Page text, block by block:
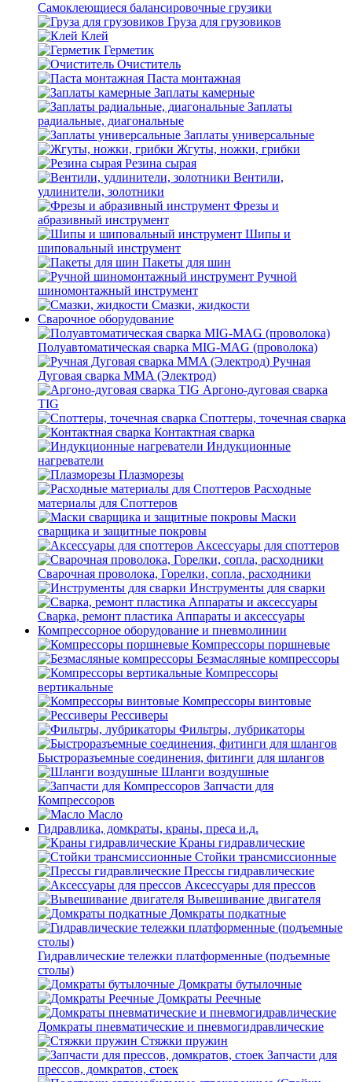
Самоклеющиеся балансировочные грузики
Груза для грузовиков
Клей
Герметик
Очиститель
Паста монтажная
Заплаты камерные
Заплаты
радиальные, диагональные
Заплаты универсальные
Жгуты, ножки, грибки
Резина сырая
Вентили,
удлинители, золотники
Фрезы и
абразивный инструмент
Шипы и
шиповальный инструмент
Пакеты для шин
Ручной
шиномонтажный инструмент
Смазки, жидкости
Сварочное оборудование
Полуавтоматическая сварка MIG-MAG (проволока)
Ручная
Дуговая сварка MMA (Электрод)
Аргоно-дуговая сварка
TIG
Споттеры, точечная сварка
Контактная сварка
Индукционные
нагреватели
Плазморезы
Расходные
материалы для Споттеров
Маски
сварщика и защитные покровы
Аксессуары для споттеров
Сварочная проволока, Горелки, сопла, расходники
Инструменты для сварки
Сварка, ремонт пластика Аппараты и аксессуары
Компрессорное оборудование и пневмолинии
Компрессоры поршневые
Безмасляные компрессоры
Компрессоры
вертикальные
Компрессоры винтовые
Рессиверы
Фильтры, лубрикаторы
Быстроразъемные соединения, фитинги для шлангов
Шланги воздушные
Запчасти для
Компрессоров
Масло
Гидравлика, домкраты, краны, преса и.д.
Краны гидравлические
Стойки трансмиссионные
Прессы гидравлические
Аксессуары для прессов
Вывешивание двигателя
Домкраты подкатные
Гидравлические тележки платформенные (подъемные
столы)
Домкраты бутылочные
Домкраты Реечные
Домкраты пневматические и пневмогидравлические
Стяжки пружин
Запчасти для
прессов, домкратов, стоек